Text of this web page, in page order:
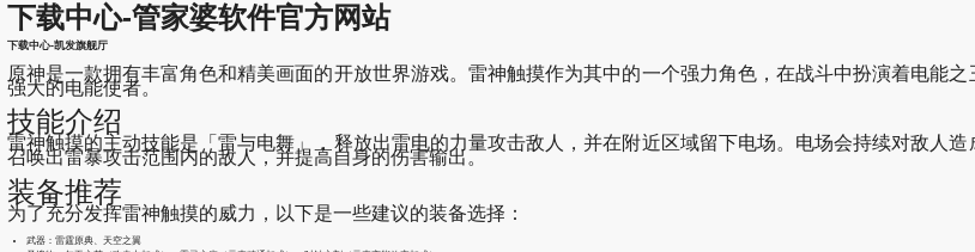
下载中心-管家婆软件官方网站
下载中心-凯发旗舰厅
原神是一款拥有丰富角色和精美画面的开放世界游戏。雷神触摸作为其中的一个强力角色，在战斗中扮演着电能
强大的电能使者。
技能介绍
雷神触摸的主动技能是「雷与电舞」，释放出雷电的力量攻击敌人，并在附近区域留下电场。电场会持续对敌人
召唤出雷暴攻击范围内的敌人，并提高自身的伤害输出。
装备推荐
为了充分发挥雷神触摸的威力，以下是一些建议的装备选择：
武器：雷霆原典、天空之翼